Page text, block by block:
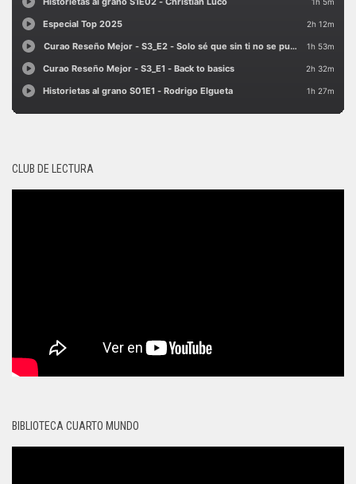
CLUB DE LECTURA
BIBLIOTECA CUARTO MUNDO